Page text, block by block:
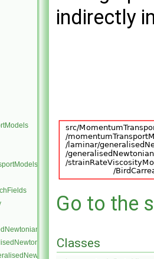
indirectly
Go to the
Classes